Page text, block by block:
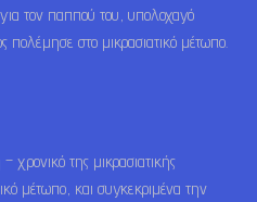
τον παππού του, υπολοχαγό
πολέμησε στο μικρασιατικό μέτωπο.
χρονικό της μικρασιατικής
μέτωπο, και συγκεκριμένα την